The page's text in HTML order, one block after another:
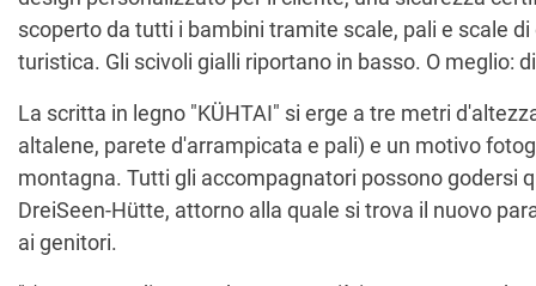
scoperto da tutti i bambini tramite scale, pali e scale
turistica. Gli scivoli gialli riportano in basso. O meglio:
La scritta in legno "KÜHTAI" si erge a tre metri
altalene, parete d'arrampicata e pali) e un motivo
montagna. Tutti gli accompagnatori possono godersi
DreiSeen-Hütte, attorno alla quale si trova il nuovo
ai genitori.